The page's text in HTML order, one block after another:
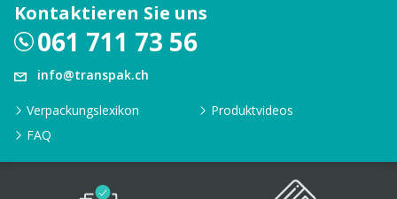
Kontaktieren Sie uns
061 711 73 56
info@transpak.ch
Verpackungslexikon
Produktvideos
FAQ